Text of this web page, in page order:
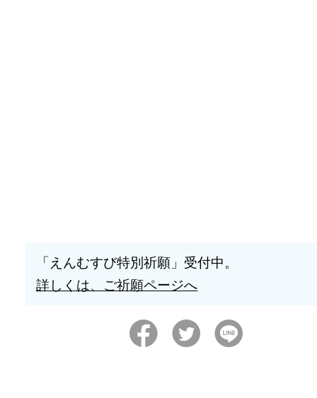
「えんむすび特別祈願」受付中。
詳しくは、ご祈願ページへ